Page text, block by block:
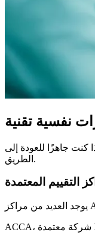
نفسية تقنية
كنت جاهزًا للعودة إلى
الطريق.
التقييم المعتمدة